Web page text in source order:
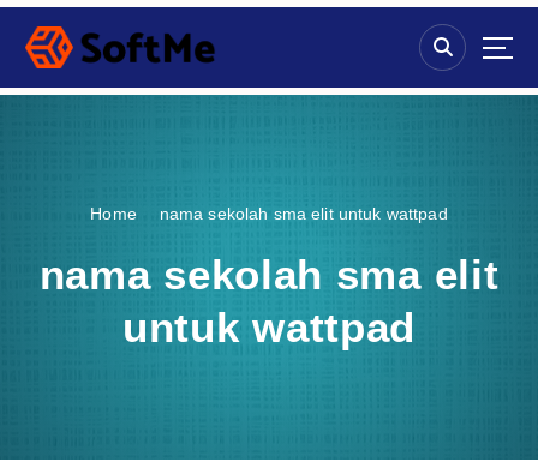
S
p
Home nama sekolah sma elit untuk wattpad
nama sekolah sma elit
untuk wattpad